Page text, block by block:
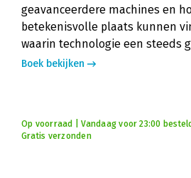
geavanceerdere machines en
betekenisvolle plaats kunnen
waarin technologie een steeds
Boek bekijken
Op voorraad | Vandaag voor 23:00
Gratis verzonden